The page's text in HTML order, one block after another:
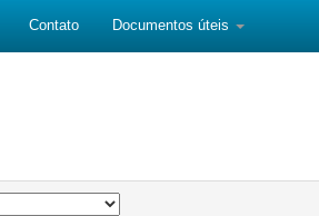
Contato Documentos úteis